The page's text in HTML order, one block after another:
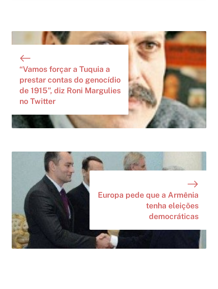
“Vamos forçar a Tuquia a
prestar contas do genocídio
de 1915”, diz Roni Margulies
no Twitter
Europa pede que a Armênia
tenha eleições
democráticas